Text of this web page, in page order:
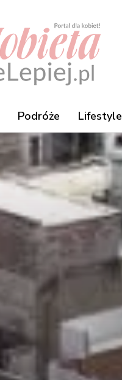
Podróże Lifestyle